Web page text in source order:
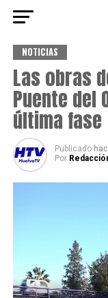
NOTICIAS
Las obras
Puente del
última fase
Publicado
Por